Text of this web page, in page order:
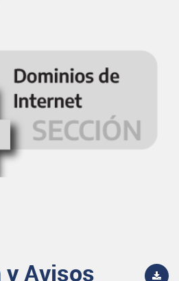
Avisos